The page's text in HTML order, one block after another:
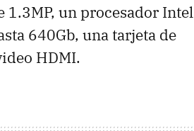
1.3MP, un procesador Intel
640Gb, una tarjeta de
HDMI.